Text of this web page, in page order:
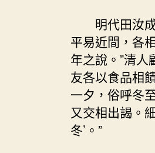
明代田汝
平易近間，各
年之說。”清
友各以食品相
一夕，俗呼冬
又交相出謁。
冬’。”